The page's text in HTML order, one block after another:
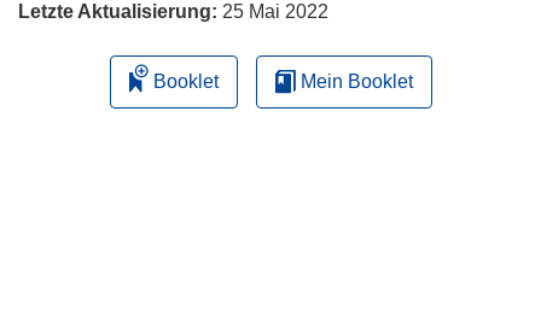
Letzte Aktualisierung: 25 Mai 2022
Booklet Mein Booklet